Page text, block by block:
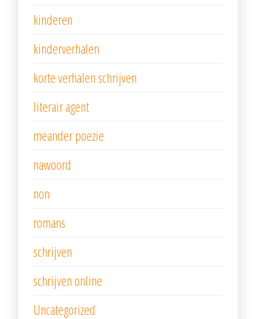
kinderen
kinderverhalen
korte verhalen schrijven
literair agent
meander poezie
nawoord
non
romans
schrijven
schrijven online
Uncategorized